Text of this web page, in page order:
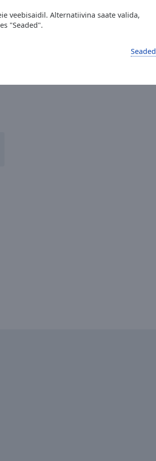
veebisaidil. Alternatiivina saate valida,
"Seaded".
Seaded